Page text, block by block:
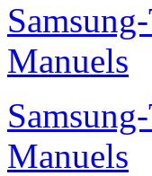
Manuels
Manuels